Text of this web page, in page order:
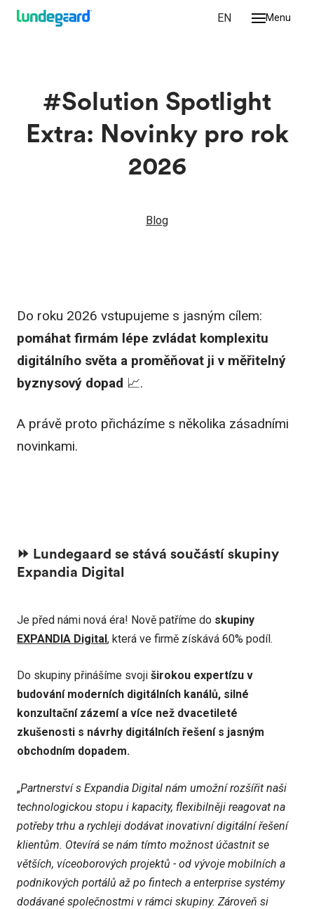
Menu
CZ
EN
#Solution Spotlight
Extra: Novinky pro rok
2026
Blog
Do roku 2026 vstupujeme s jasným cílem:
pomáhat firmám lépe zvládat komplexitu
digitálního světa a proměňovat ji v měřitelný
byznysový dopad 📈.
A právě proto přicházíme s několika zásadními
novinkami.
⏩️ Lundegaard se stává součástí skupiny
Expandia Digital
Je před námi nová éra! Nově patříme do skupiny
EXPANDIA Digital, která ve firmě získává 60% podíl.
Do skupiny přinášíme svoji širokou expertízu v
budování moderních digitálních kanálů, silné
konzultační zázemí a více než dvacetileté
zkušenosti s návrhy digitálních řešení s jasným
obchodním dopadem.
„Partnerství s Expandia Digital nám umožní rozšířit naši
technologickou stopu i kapacity, flexibilněji reagovat na
potřeby trhu a rychleji dodávat inovativní digitální řešení
klientům. Otevírá se nám tímto možnost účastnit se
větších, víceoborových projektů - od vývoje mobilních a
podnikových portálů až po fintech a enterprise systémy
dodávané společnostmi v rámci skupiny. Zároveň si